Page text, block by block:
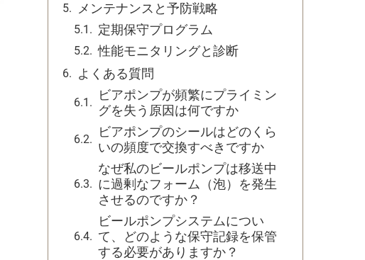
メンテナンスと予防戦略
定期保守プログラム
性能モニタリングと診断
よくある質問
ビアポンプが頻繁にプライミン
グを失う原因は何ですか
ビアポンプのシールはどのくら
いの頻度で交換すべきですか
なぜ私のビールポンプは移送中
に過剰なフォーム（泡）を発生
させるのですか？
ビールポンプシステムについ
て、どのような保守記録を保管
する必要がありますか？